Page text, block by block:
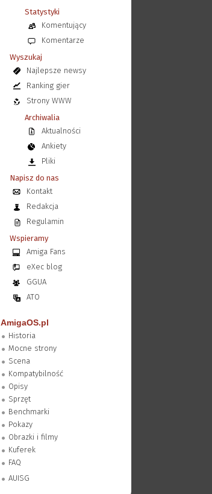
Statystyki
Komentujący
Komentarze
Wyszukaj
Najlepsze newsy
Ranking gier
Strony WWW
Archiwalia
Aktualności
Ankiety
Pliki
Napisz do nas
Kontakt
Redakcja
Regulamin
Wspieramy
Amiga Fans
eXec blog
GGUA
ATO
AmigaOS.pl
Historia
Mocne strony
Scena
Kompatybilność
Opisy
Sprzęt
Benchmarki
Pokazy
Obrazki i filmy
Kuferek
FAQ
AUISG